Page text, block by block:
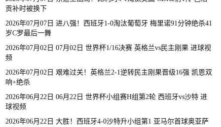
贡补时被换下
2026年07月07日 进八强！西班牙1-0淘汰葡萄牙 梅里诺91分钟绝杀41
岁C罗最后一舞
2026年07月02日 07月02日 世界杯1/16决赛 英格兰vs民主刚果 进球视
频
2026年07月02日 艰难过关！英格兰2-1逆转民主刚果晋级16强 凯恩双
响+绝杀
2026年06月22日 06月22日 世界杯小组赛H组第2轮 西班牙vs沙特 进
球视频
2026年06月22日 大胜！西班牙4-0沙特升小组第1 亚马尔首球奥亚萨